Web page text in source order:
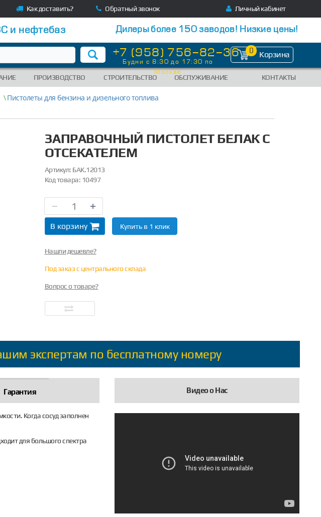
Как доставить? Обратный звонок Личный кабинет
и нефтебаз Дилеры более 150 заводов! Низкие цены!
+7 (958) 756-82-36
Будни с 8:30 до 17:30 по
Москве
0 Корзина
ПРОИЗВОДСТВО СТРОИТЕЛЬСТВО ОБСЛУЖИВАНИЕ КОНТАКТЫ
\Пистолеты для бензина и дизельного топлива
ЗАПРАВОЧНЫЙ ПИСТОЛЕТ БЕЛАК С
ОТСЕКАТЕЛЕМ
Артикул: БАК.12013
Код товара: 10497
В корзину Купить в 1 клик
Нашли дешевле?
Под заказ с центрального склада
Вопрос о товаре?
экспертам по бесплатному номеру
Гарантия
Когда сосуд заполнен
для большого спектра
Видео о Нас